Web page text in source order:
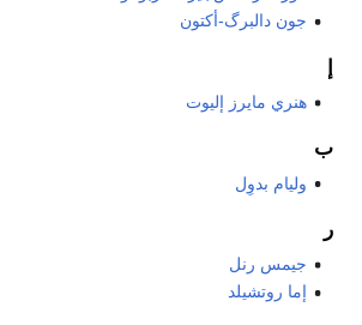
جون دالبرگ-أكتون
هنري مايرز إليوت
ب
وليام بدوِل
ر
جيمس رنل
إما روتشيلد